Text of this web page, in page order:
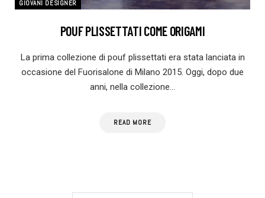
GIOVANI DESIGNER
POUF PLISSETTATI COME ORIGAMI
La prima collezione di pouf plissettati era stata lanciata in
occasione del Fuorisalone di Milano 2015. Oggi, dopo due
anni, nella collezione…
READ MORE